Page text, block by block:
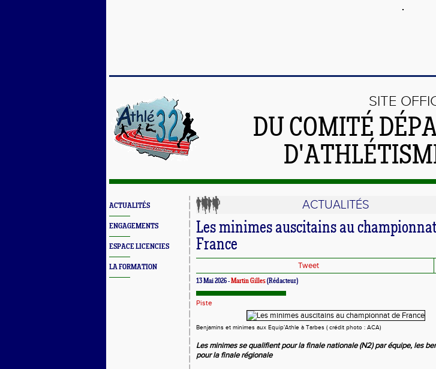
SITE
DU COMITÉ
ACTUALITÉS
ENGAGEMENTS
ESPACE LICENCIES
LA FORMATION
ACTUALITÉS
Les minimes auscitains au
France
Tweet
13 Mai 2026 -Martin Gilles(Rédacteur)
Piste
Benjamins et minimes aux Equip’Athle à Tarbes ( crédit photo : ACA)
Les minimes se qualifient pour la finale nationale (N2) par équipe, les
pour la finale régionale